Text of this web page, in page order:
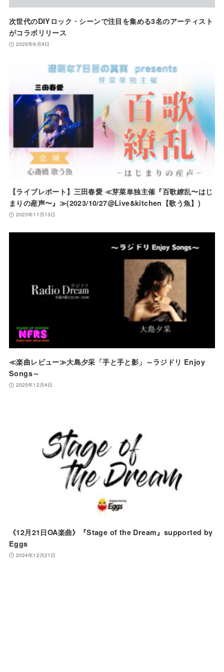
次世代のDIYロック・シーンで注目を集める3名のアーティスト
がコラボリリース
2025年9月9日
【ライブレポート】三田春愛 ≪芽菜単独主催『百歌繚乱〜はじ
まりの産声〜』≫(2023/10/27@Live&kitchen【歌う魚】)
2023年11月13日
≪楽曲レビュー≫大島夕采「手と手と影」～ラジドリ Enjoy
Songs～
2025年12月4日
《12月21日OA楽曲》『Stage of the Dream』supported by
Eggs
2024年12月21日